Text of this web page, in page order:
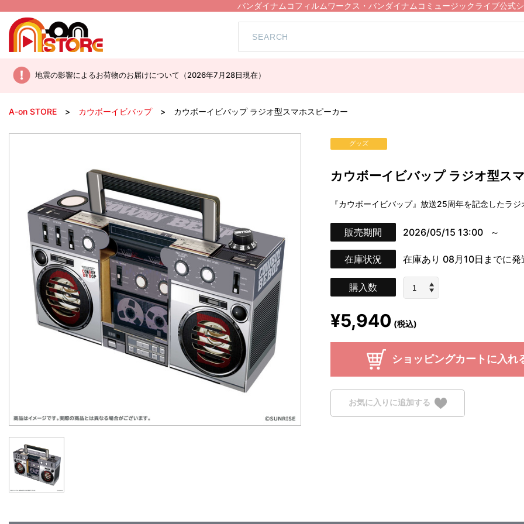
バンダイナムコフィルムワークス・バンダイナムコミュージックライブ公式
地震の影響によるお荷物のお届けについて（2026年7月28日現在）
A-on STORE カウボーイビバップ カウボーイビバップ ラジオ型スマホスピーカー
グッズ
カウボーイビバップ ラジオ型ス
『カウボーイビバップ』放送25周年を記念したラ
販売期間 2026/05/15 13:00
在庫状況 在庫あり 08月10日までに発
購入数
¥5,940 (税込)
ショッピングカートに入れ
お気に入りに追加する